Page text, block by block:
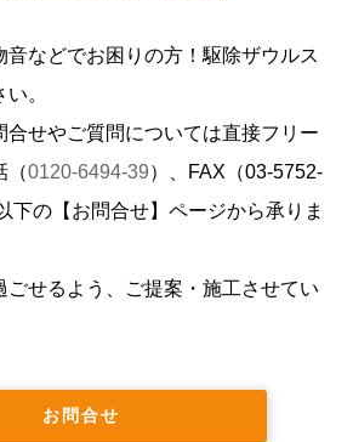
音などでお困りの方！駆除ザウルス
。
合せやご質問については直接フリー
（0120-6494-39）、FAX（03-5752-
下の【お問合せ】ページから承りま
ごせるよう、ご提案・施工させてい
お問合せ